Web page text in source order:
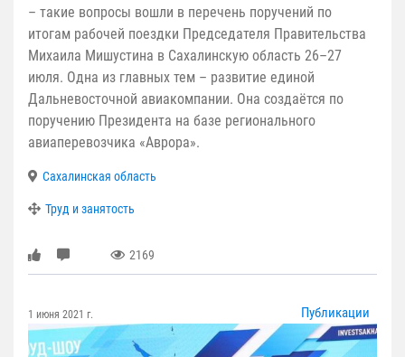
– такие вопросы вошли в перечень поручений по
итогам рабочей поездки Председателя Правительства
Михаила Мишустина в Сахалинскую область 26–27
июля. Одна из главных тем – развитие единой
Дальневосточной авиакомпании. Она создаётся по
поручению Президента на базе регионального
авиаперевозчика «Аврора».
Сахалинская область
Труд и занятость
2169
1 июня 2021 г. Публикации